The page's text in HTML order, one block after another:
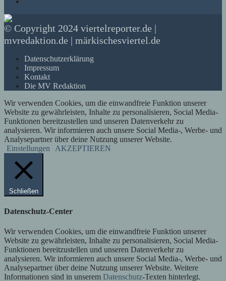
© Copyright 2024 viertelreporter.de |
mvredaktion.de | märkischesviertel.de
Datenschutzerklärung
Impressum
Kontakt
Die MV Redaktion
Wir verwenden Cookies, um die einwandfreie Funktion unserer
Website zu gewährleisten, Inhalte zu personalisieren, Social Media-
Funktionen bereitzustellen und unseren Datenverkehr zu
analysieren. Wir informieren auch unsere Social Media-, Werbe- und
Analysepartner über deine Nutzung unserer Website.
Einstellungen
AKZEPTIEREN
Schließen
Datenschutz-Center
Wir verwenden Cookies, um die einwandfreie Funktion unserer
Website zu gewährleisten, Inhalte zu personalisieren, Social Media-
Funktionen bereitzustellen und unseren Datenverkehr zu
analysieren. Wir informieren auch unsere Social Media-, Werbe- und
Analysepartner über deine Nutzung unserer Website. Weitere
Informationen sind in unserem Datenschutz-Texten hinterlegt.